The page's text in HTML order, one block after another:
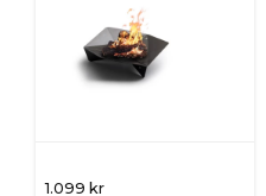
1.099 kr